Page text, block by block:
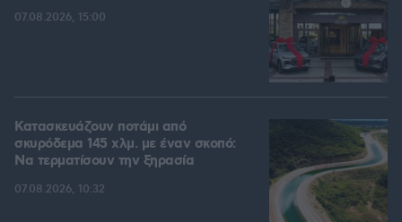
07.08.2026, 15:00
Κατασκευάζουν ποτάμι από
σκυρόδεμα 145 χλμ. με έναν σκοπό:
Να τερματίσουν την ξηρασία
07.08.2026, 10:32